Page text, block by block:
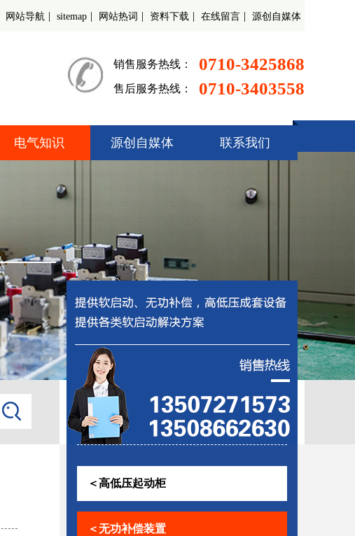
网站导航 | sitemap | 网站热词 | 资料下载 | 在线留言 | 源创自媒体
销售服务热线： 0710-3425868
售后服务热线： 0710-3403558
电气知识
高低压起动柜
无功补偿装置
变频调速器
高低压开关柜
箱变监控助磨
源创自媒体 联系我们
＜高低压起动柜
＜无功补偿装置